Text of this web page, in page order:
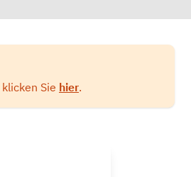
Sie hier.